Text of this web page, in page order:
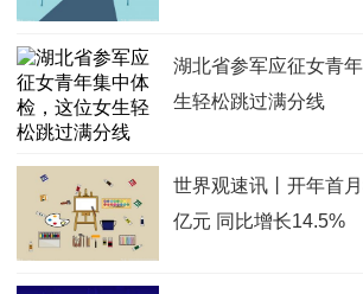
湖北省参军应征女青
生轻松跳过满分线
世界观速讯丨开年首
亿元 同比增长14.5%